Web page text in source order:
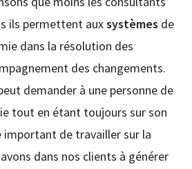
ils permettent auxsystèmes de
dans la résolution des
des changements.
demander à une personne de
tout en étant toujours sur son
important de travailler sur la
dans nos clients à générer